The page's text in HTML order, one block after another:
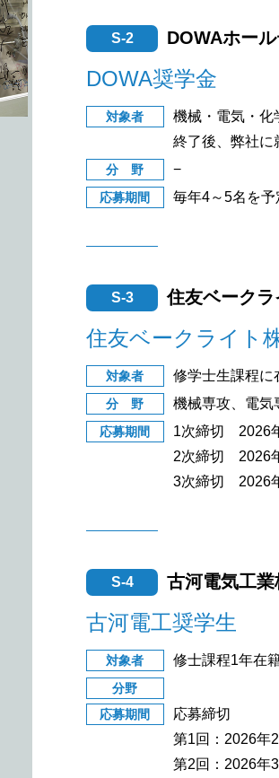
S-2 DOWAホー
DOWA奨学金
対象者
機械・電気・化
終了後、弊社に
分 野 −
応募期間 毎年4～5名を
S-3 住友ベークラ
住友ベークライト
対象者 修学士生課程に
分 野 機械専攻、電気
応募期間
1次締切 2026
2次締切 2026
3次締切 2026
S-4 古河電気工業
古河電工奨学生
対象者 修士課程1年在
分野
応募期間
応募締切
第1回：2026年
第2回：2026年